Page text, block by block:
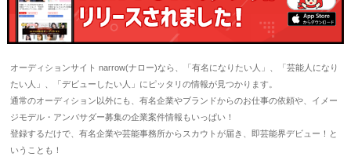
オーディションサイト narrow(ナロー)なら、「有名になりたい人」、「芸能人になり
たい人」、「デビューしたい人」にピッタリの情報が見つかります。
通常のオーディション以外にも、有名企業やブランドからのお仕事の依頼や、イメー
ジモデル・アンバサダー募集の企業案件情報もいっぱい！
登録するだけで、有名企業や芸能事務所からスカウトが届き、即芸能界デビュー！と
いうことも！